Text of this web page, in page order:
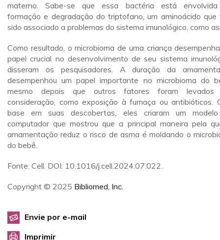
materno. Sabe-se que essa bactéria está
formação e degradação do triptofano, um aminoácido que
sido associado a problemas do sistema imunológico, como
Como resultado, o microbioma de uma criança
papel crucial no desenvolvimento de seu sistema
disseram os pesquisadores. A duração da
desempenhou um papel importante no microbioma do
mesmo depois que outros fatores foram levados
consideração, como exposição à fumaça ou antibióticos.
base em suas descobertas, eles criaram um
computador que mostrou que a principal maneira pela
amamentação reduz o risco de asma é moldando o
do bebê.
Fonte: Cell. DOI: 10.1016/j.cell.2024.07.022.
Copyright © 2025 Bibliomed, Inc.
Envie por e-mail
Imprimir